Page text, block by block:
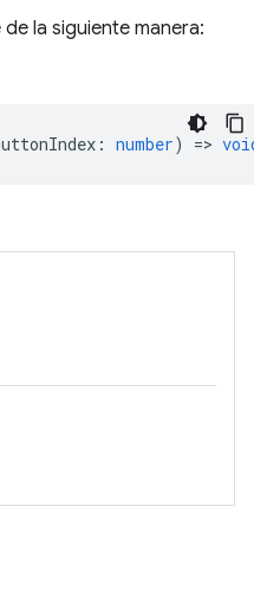
de la siguiente manera:
: number) =>